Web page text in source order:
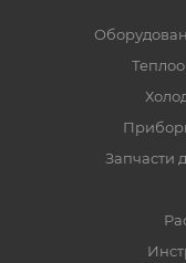
Запчасти